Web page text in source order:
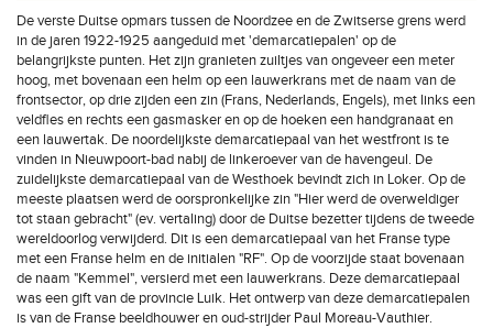
De verste Duitse opmars tussen de Noordzee en de Zwitserse grens werd
in de jaren 1922-1925 aangeduid met 'demarcatiepalen' op de
belangrijkste punten. Het zijn granieten zuiltjes van ongeveer een meter
hoog, met bovenaan een helm op een lauwerkrans met de naam van de
frontsector, op drie zijden een zin (Frans, Nederlands, Engels), met links een
veldfles en rechts een gasmasker en op de hoeken een handgranaat en
een lauwertak. De noordelijkste demarcatiepaal van het westfront is te
vinden in Nieuwpoort-bad nabij de linkeroever van de havengeul. De
zuidelijkste demarcatiepaal van de Westhoek bevindt zich in Loker. Op de
meeste plaatsen werd de oorspronkelijke zin "Hier werd de overweldiger
tot staan gebracht" (ev. vertaling) door de Duitse bezetter tijdens de tweede
wereldoorlog verwijderd. Dit is een demarcatiepaal van het Franse type
met een Franse helm en de initialen "RF". Op de voorzijde staat bovenaan
de naam "Kemmel", versierd met een lauwerkrans. Deze demarcatiepaal
was een gift van de provincie Luik. Het ontwerp van deze demarcatiepalen
is van de Franse beeldhouwer en oud-strijder Paul Moreau-Vauthier.